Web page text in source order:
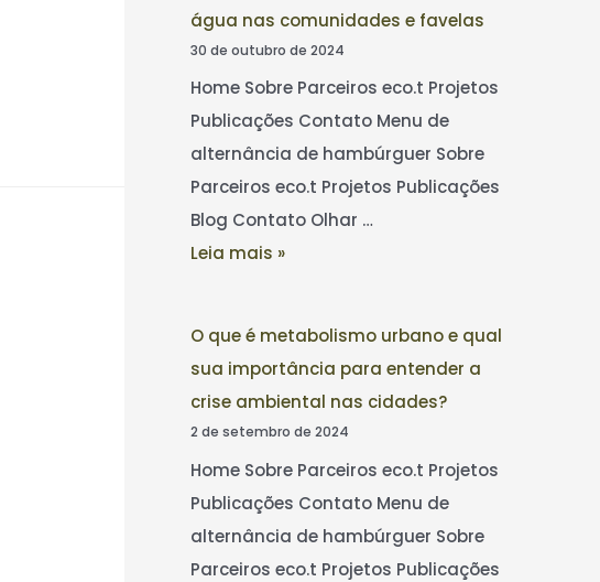
água nas comunidades e favelas
30 de outubro de 2024
Home Sobre Parceiros eco.t Projetos
Publicações Contato Menu de
alternância de hambúrguer Sobre
Parceiros eco.t Projetos Publicações
Blog Contato Olhar …
Leia mais »
O que é metabolismo urbano e qual
sua importância para entender a
crise ambiental nas cidades?
2 de setembro de 2024
Home Sobre Parceiros eco.t Projetos
Publicações Contato Menu de
alternância de hambúrguer Sobre
Parceiros eco.t Projetos Publicações